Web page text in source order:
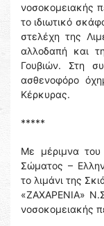
νοσοκομειακής
το ιδιωτικό
στελέχη της
αλλοδαπή και
Γουβιών. Στη
ασθενοφόρο
Κέρκυρας.
*****
Με μέριμνα του
Σώματος –
το λιμάνι της
«ΖΑΧΑΡΕΝΙΑ»
νοσοκομειακής